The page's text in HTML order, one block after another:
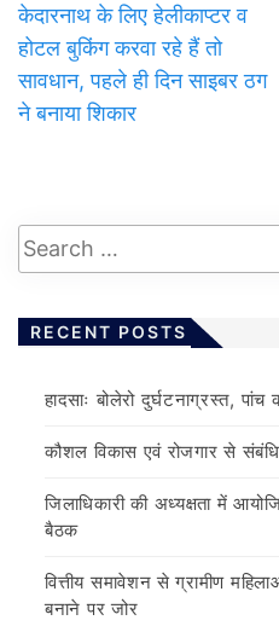
केदारनाथ के लिए हेलीकाप्टर व
होटल बुकिंग करवा रहे हैं तो
सावधान, पहले ही दिन साइबर ठग
ने बनाया शिकार
RECENT POSTS
हादसाः बोलेरो दुर्घटनाग्रस्त, पांच
कौशल विकास एवं रोजगार से
जिलाधिकारी की अध्यक्षता में
बैठक
वित्तीय समावेशन से ग्रामीण
बनाने पर जोर